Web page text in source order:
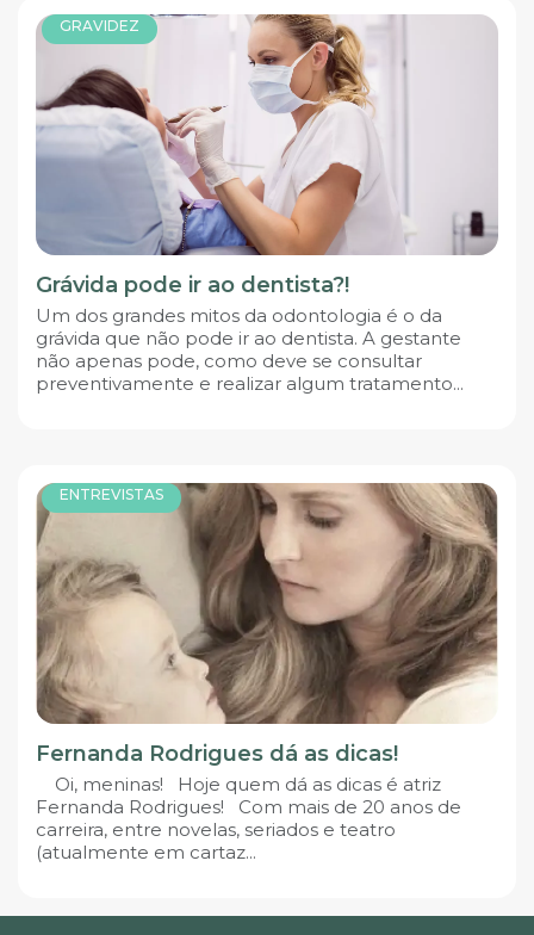
GRAVIDEZ
Grávida pode ir ao dentista?!
Um dos grandes mitos da odontologia é o da
grávida que não pode ir ao dentista. A gestante
não apenas pode, como deve se consultar
preventivamente e realizar algum tratamento...
ENTREVISTAS
Fernanda Rodrigues dá as dicas!
Oi, meninas! Hoje quem dá as dicas é atriz
Fernanda Rodrigues! Com mais de 20 anos de
carreira, entre novelas, seriados e teatro
(atualmente em cartaz...